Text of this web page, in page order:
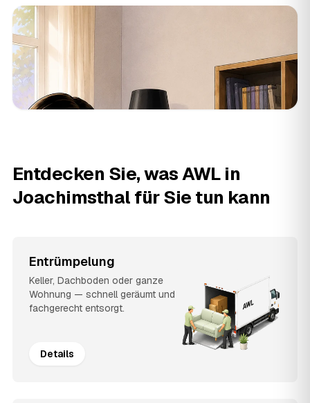
Entdecken Sie, was AWL in
Joachimsthal für Sie tun kann
Entrümpelung
Keller, Dachboden oder ganze
Wohnung — schnell geräumt und
fachgerecht entsorgt.
Details